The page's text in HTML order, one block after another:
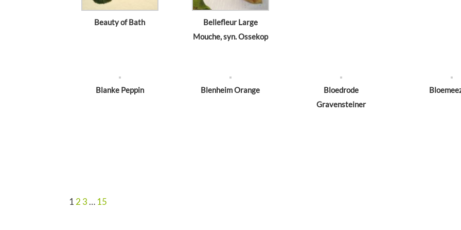
Beauty of Bath
Bellefleur Large
Mouche, syn. Ossekop
Blanke Peppin Blenheim Orange
Bloedrode
Gravensteiner
1 2 3 …15